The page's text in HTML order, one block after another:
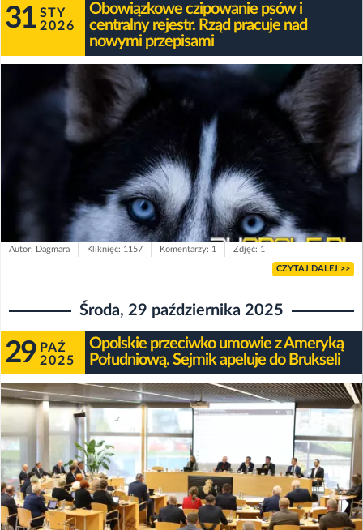
31 STY
2026
Obowiązkowe czipowanie psów i
centralny rejestr. Rząd pracuje nad
nowymi przepisami
Autor: Dagmara Kliknięć: 1157 Komentarzy: 1 Zdjęć: 1
CZYTAJ DALEJ >>
Środa, 29 października 2025
29 PAŹ
2025
Opolskie przeciwko umowie z Ameryką
Południową. Sejmik apeluje do Brukseli